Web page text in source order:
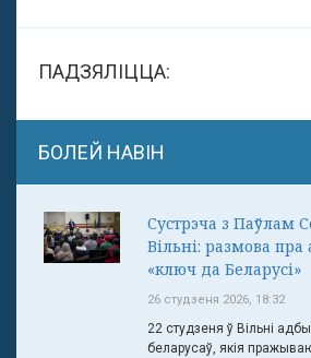
ПАДЗЯЛІЦЦА:
БОЛЕЙ НАВІН
Сустрэча з Паўлам
Вільні: размова пра
«ключ да Беларусі»
26 студзеня 2026, 18:32
22 студзеня ў Вільні
беларусаў, якія